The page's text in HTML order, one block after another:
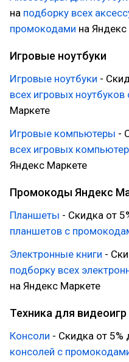
на подборку всех
промокодами на
Игровые ноутбуки
Игровые ноутбуки -
всех игровых
Маркете
Игровые компьютеры -
всех игровых
Яндекс Маркете
Промокоды Яндекс
Планшеты - Скидка от
планшетов с
Электронные книги -
подборку всех
на Яндекс Маркете
Техника для
Консоли - Скидка от 5%
консолей с